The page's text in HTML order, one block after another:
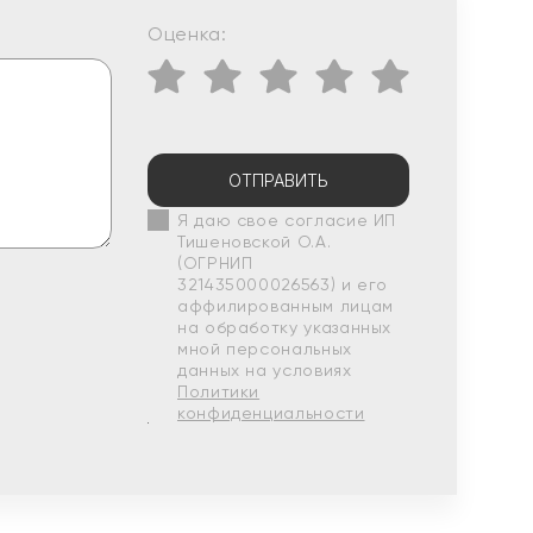
Оценка:
ОТПРАВИТЬ
Я даю свое согласие ИП
Тишеновской О.А.
(ОГРНИП
321435000026563) и его
аффилированным лицам
на обработку указанных
мной персональных
данных на условиях
Политики
конфиденциальности